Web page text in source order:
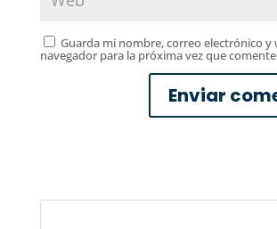
Guarda mi nombre, correo electrónico y
navegador para la próxima vez que